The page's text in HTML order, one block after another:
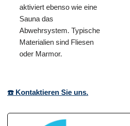
aktiviert ebenso wie eine
Sauna das
Abwehrsystem. Typische
Materialien sind Fliesen
oder Marmor.
☎️ Kontaktieren Sie uns.